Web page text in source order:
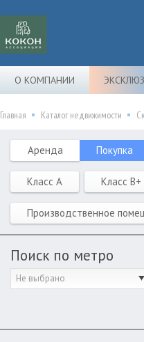
О КОМПАНИИ
Главная Каталог недвижимости
Аренда Покупка
Класс A Класс B+
Производственное
Поиск по метро
Не выбрано